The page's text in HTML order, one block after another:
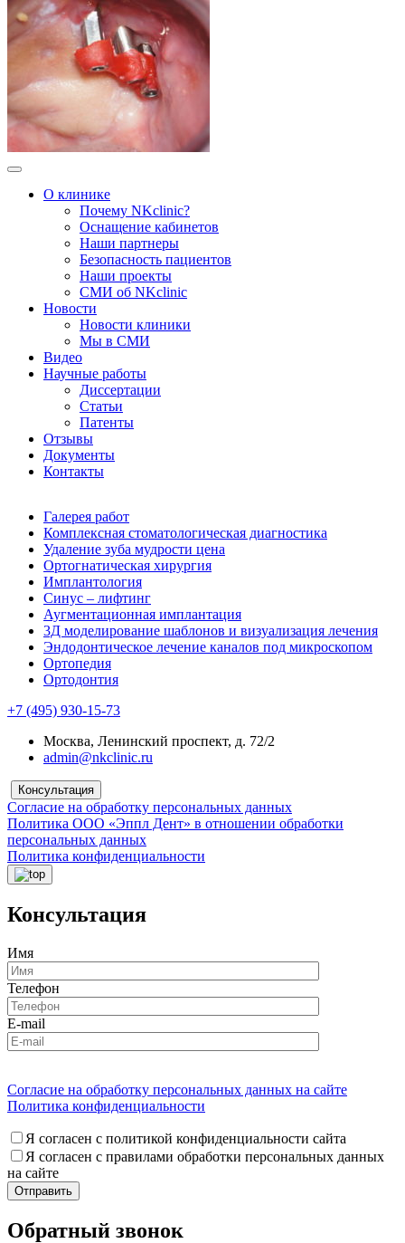
О клинике
Почему NKclinic?
Оснащение кабинетов
Наши партнеры
Безопасность пациентов
Наши проекты
СМИ об NKclinic
Новости
Новости клиники
Мы в СМИ
Видео
Научные работы
Диссертации
Статьи
Патенты
Отзывы
Документы
Контакты
Галерея работ
Комплексная стоматологическая диагностика
Удаление зуба мудрости цена
Ортогнатическая хирургия
Имплантология
Синус – лифтинг
Аугментационная имплантация
3Д моделирование шаблонов и визуализация лечения
Эндодонтическое лечение каналов под микроскопом
Ортопедия
Ортодонтия
+7 (495) 930-15-73
Москва, Ленинский проспект, д. 72/2
admin@nkclinic.ru
Консультация
Согласие на обработку персональных данных
Политика ООО «Эппл Дент» в отношении обработки
персональных данных
Политика конфиденциальности
Консультация
Имя
Телефон
E-mail
Согласие на обработку персональных данных на сайте
Политика конфиденциальности
Я согласен с политикой конфиденциальности сайта
Я согласен с правилами обработки персональных данных
на сайте
Обратный звонок